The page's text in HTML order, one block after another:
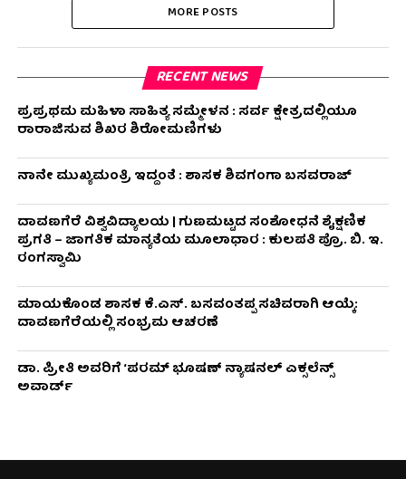
MORE POSTS
RECENT NEWS
ಪ್ರಪ್ರಥಮ ಮಹಿಳಾ ಸಾಹಿತ್ಯ ಸಮ್ಮೇಳನ : ಸರ್ವ ಕ್ಷೇತ್ರದಲ್ಲಿಯೂ
ರಾರಾಜಿಸುವ ಶಿಖರ ಶಿರೋಮಣಿಗಳು
ನಾನೇ ಮುಖ್ಯಮಂತ್ರಿ ಇದ್ದಂತೆ : ಶಾಸಕ ಶಿವಗಂಗಾ ಬಸವರಾಜ್
ದಾವಣಗೆರೆ ವಿಶ್ವವಿದ್ಯಾಲಯ | ಗುಣಮಟ್ಟದ ಸಂಶೋಧನೆ ಶೈಕ್ಷಣಿಕ
ಪ್ರಗತಿ – ಜಾಗತಿಕ ಮಾನ್ಯತೆಯ ಮೂಲಾಧಾರ : ಕುಲಪತಿ ಪ್ರೊ. ಬಿ. ಇ.
ರಂಗಸ್ವಾಮಿ
ಮಾಯಕೊಂಡ ಶಾಸಕ ಕೆ.ಎಸ್. ಬಸವಂತಪ್ಪ ಸಚಿವರಾಗಿ ಆಯ್ಕೆ:
ದಾವಣಗೆರೆಯಲ್ಲಿ ಸಂಭ್ರಮ ಆಚರಣೆ
ಡಾ. ಪ್ರೀತಿ ಅವರಿಗೆ ‘ಪರಮ್ ಭೂಷಣ್ ನ್ಯಾಷನಲ್ ಎಕ್ಸಲೆನ್ಸ್
ಅವಾರ್ಡ್